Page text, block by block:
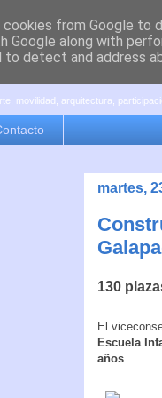
movilidad, arquitectura,
martes,
130
El
Escuela
años.
from Google to
Google along with
detect and address